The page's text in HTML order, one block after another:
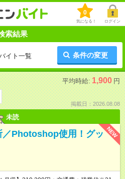
0
気になる！ ログイン
索結果
イト一覧 条件の変更
平均時給: 1,900 円
掲載日：2026.08.08
未読
NEW
／Photoshop使用！グッ